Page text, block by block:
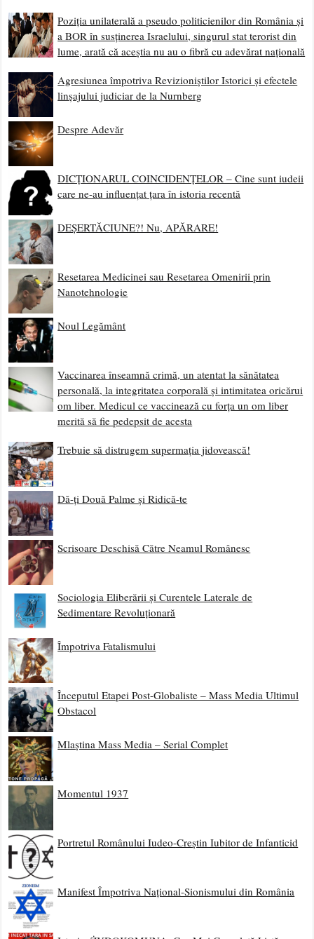
Poziția unilaterală a pseudo politicienilor din România și
a BOR în susținerea Israelului, singurul stat terorist din
lume, arată că aceștia nu au o fibră cu adevărat națională
Agresiunea împotriva Revizioniștilor Istorici și efectele
linșajului judiciar de la Nurnberg
Despre Adevăr
DICȚIONARUL COINCIDENȚELOR – Cine sunt iudeii
care ne-au influențat țara în istoria recentă
DEȘERTĂCIUNE?! Nu, APĂRARE!
Resetarea Medicinei sau Resetarea Omenirii prin
Nanotehnologie
Noul Legământ
Vaccinarea înseamnă crimă, un atentat la sănătatea
personală, la integritatea corporală și intimitatea oricărui
om liber. Medicul ce vaccinează cu forța un om liber
merită să fie pedepsit de acesta
Trebuie să distrugem supermația jidovească!
Dă-ți Două Palme și Ridică-te
Scrisoare Deschisă Către Neamul Românesc
Sociologia Eliberării și Curentele Laterale de
Sedimentare Revoluționară
Împotriva Fatalismului
Începutul Etapei Post-Globaliste – Mass Media Ultimul
Obstacol
Mlaștina Mass Media – Serial Complet
Momentul 1937
Portretul Românului Iudeo-Creștin Iubitor de Infanticid
Manifest Împotriva Național-Sionismului din România